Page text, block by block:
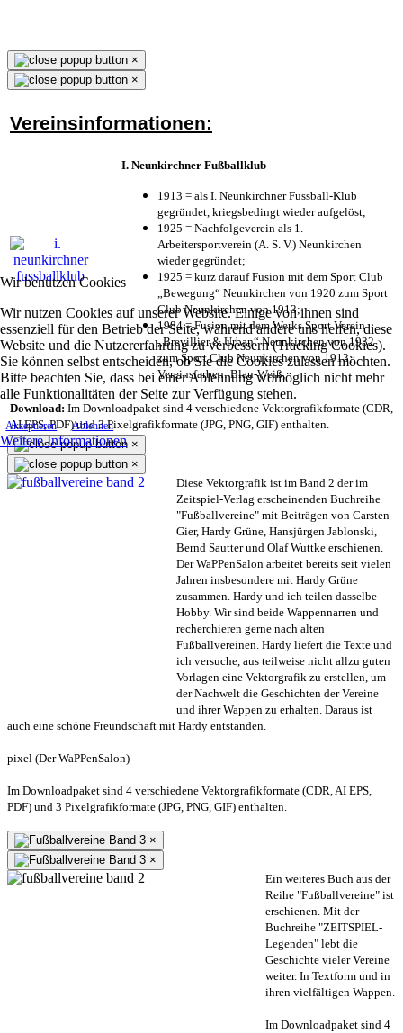
Wir benutzen Cookies
Wir nutzen Cookies auf unserer Website. Einige von ihnen sind
essenziell für den Betrieb der Seite, während andere uns helfen, diese
Website und die Nutzererfahrung zu verbessern (Tracking Cookies).
Sie können selbst entscheiden, ob Sie die Cookies zulassen möchten.
Bitte beachten Sie, dass bei einer Ablehnung womöglich nicht mehr
alle Funktionalitäten der Seite zur Verfügung stehen.
Akzeptieren Ablehnen
Weitere Informationen
×
×
Vereinsinformationen:
I. Neunkirchner Fußballklub
1913 = als I. Neunkirchner Fussball-Klub
gegründet, kriegsbedingt wieder aufgelöst;
1925 = Nachfolgeverein als 1.
Arbeitersportverein (A. S. V.) Neunkirchen
wieder gegründet;
1925 = kurz darauf Fusion mit dem Sport Club
„Bewegung“ Neunkirchen von 1920 zum Sport
Club Neunkirchen von 1913;
1984 = Fusion mit dem Werks Sport Verein
„Brevillier & Urban“ Neunkirchen von 1932
zum Sport Club Neunkirchen von 1913;
Vereinsfarben: Blau-Weiß;
Download: Im Downloadpaket sind 4 verschiedene Vektorgrafikformate (CDR,
AI EPS, PDF) und 3 Pixelgrafikformate (JPG, PNG, GIF) enthalten.
×
×
Diese Vektorgrafik ist im Band 2 der im
Zeitspiel-Verlag erscheinenden Buchreihe
"Fußballvereine" mit Beiträgen von Carsten
Gier, Hardy Grüne, Hansjürgen Jablonski,
Bernd Sautter und Olaf Wuttke erschienen.
Der WaPPenSalon arbeitet bereits seit vielen
Jahren insbesondere mit Hardy Grüne
zusammen. Hardy und ich teilen dasselbe
Hobby. Wir sind beide Wappennarren und
recherchieren gerne nach alten
Fußballvereinen. Hardy liefert die Texte und
ich versuche, aus teilweise nicht allzu guten
Vorlagen eine Vektorgrafik zu erstellen, um
der Nachwelt die Geschichten der Vereine
und ihrer Wappen zu erhalten. Daraus ist
auch eine schöne Freundschaft mit Hardy entstanden.
pixel (Der WaPPenSalon)
Im Downloadpaket sind 4 verschiedene Vektorgrafikformate (CDR, AI EPS,
PDF) und 3 Pixelgrafikformate (JPG, PNG, GIF) enthalten.
×
×
Ein weiteres Buch aus der
Reihe "Fußballvereine" ist
erschienen. Mit der
Buchreihe "ZEITSPIEL-
Legenden" lebt die
Geschichte vieler Vereine
weiter. In Textform und in
ihren vielfältigen Wappen.
Im Downloadpaket sind 4